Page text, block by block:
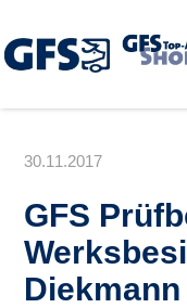
30.11.2017
GFS
Diekmann